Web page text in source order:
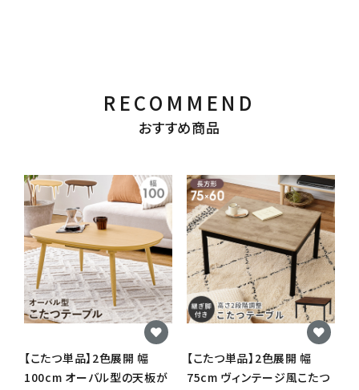
RECOMMEND
おすすめ商品
【こたつ単品】2色展開 幅
100cm オーバル型の天板が
【こたつ単品】2色展開 幅
75cm ヴィンテージ風こたつ